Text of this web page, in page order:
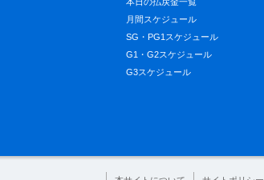
月間スケジュール
SG・PG1スケジュール
G1・G2スケジュール
G3スケジュール